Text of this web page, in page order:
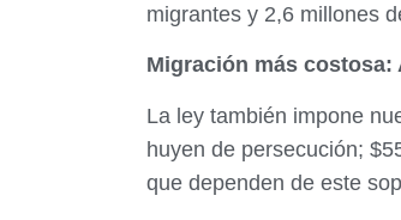
migrantes y 2,6 millones
Migración más
La ley también impone
huyen de persecución;
que dependen de este